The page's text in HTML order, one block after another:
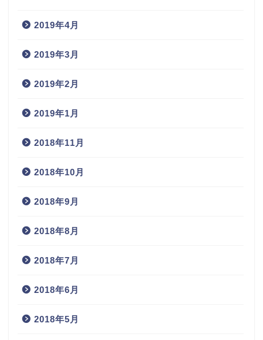
2019年4月
2019年3月
2019年2月
2019年1月
2018年11月
2018年10月
2018年9月
2018年8月
2018年7月
2018年6月
2018年5月